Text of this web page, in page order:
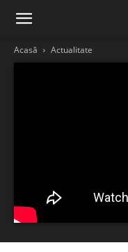
Acasă Actualitate